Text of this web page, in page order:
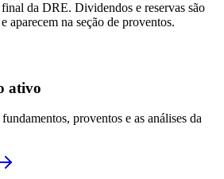
da DRE. Dividendos e reservas são
aparecem na seção de proventos.
ativo
proventos e as análises da